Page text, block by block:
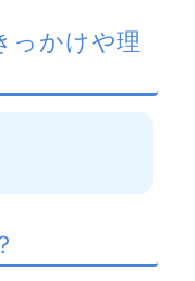
っかけや理